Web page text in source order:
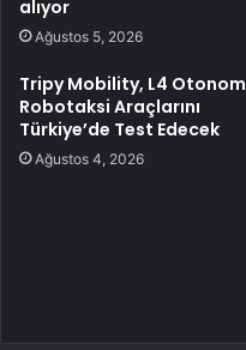
alıyor
Ağustos 5, 2026
Tripy Mobility, L4 Otonom
Robotaksi Araçlarını
Türkiye’de Test Edecek
Ağustos 4, 2026